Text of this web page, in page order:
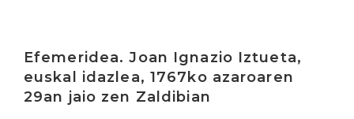
Efemeridea. Joan Ignazio Iztueta,
euskal idazlea, 1767ko azaroaren
29an jaio zen Zaldibian